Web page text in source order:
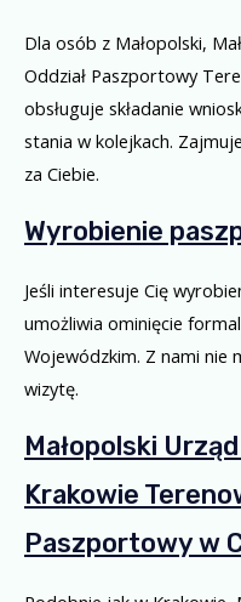
Dla osób z Małopolski,
Oddział Paszportowy
obsługuje składanie
stania w kolejkach.
za Ciebie.
Wyrobienie
Jeśli interesuje Cię
umożliwia ominięcie
Wojewódzkim. Z nami nie
wizytę.
Małopolski
Krakowie
Paszportowy w